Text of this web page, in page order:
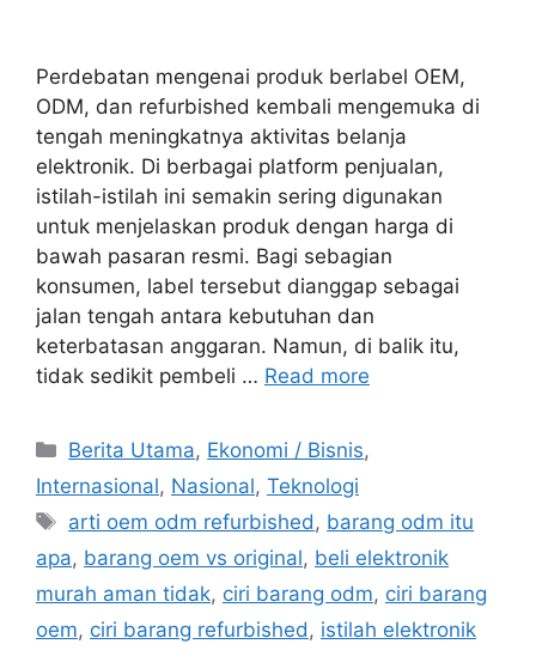
Perdebatan mengenai produk berlabel OEM,
ODM, dan refurbished kembali mengemuka di
tengah meningkatnya aktivitas belanja
elektronik. Di berbagai platform penjualan,
istilah-istilah ini semakin sering digunakan
untuk menjelaskan produk dengan harga di
bawah pasaran resmi. Bagi sebagian
konsumen, label tersebut dianggap sebagai
jalan tengah antara kebutuhan dan
keterbatasan anggaran. Namun, di balik itu,
tidak sedikit pembeli … Read more
C
a
e
g
o
r
Berita Utama, Ekonomi / Bisnis,
Internasional, Nasional, Teknologi
T
s
arti oem odm refurbished, barang odm itu
apa, barang oem vs original, beli elektronik
murah aman tidak, ciri barang odm, ciri barang
oem, ciri barang refurbished, istilah elektronik